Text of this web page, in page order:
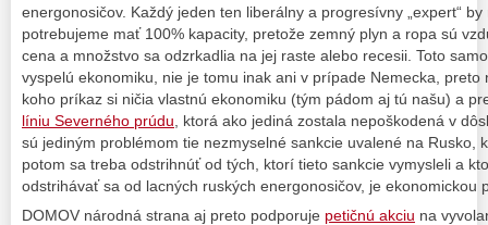
energonosičov. Každý jeden ten liberálny a progresívny „expert“
potrebujeme mať 100% kapacity, pretože zemný plyn a ropa sú
cena a množstvo sa odzrkadlia na jej raste alebo recesii. Toto
vyspelú ekonomiku, nie je tomu inak ani v prípade Nemecka,
koho príkaz si ničia vlastnú ekonomiku (tým pádom aj tú našu) a
líniu Severného prúdu , ktorá ako jediná zostala nepoškodená v
sú jediným problémom tie nezmyselné sankcie uvalené na Rusko,
potom sa treba odstrihnúť od tých, ktorí tieto sankcie vymysleli a
odstrihávať sa od lacných ruských energonosičov, je ekonomickou
DOMOV národná strana aj preto podporuje petičnú akciu na